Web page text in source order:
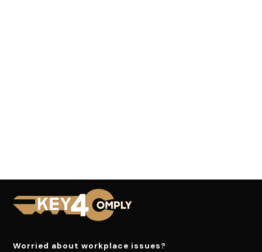
Worried about workplace issues?